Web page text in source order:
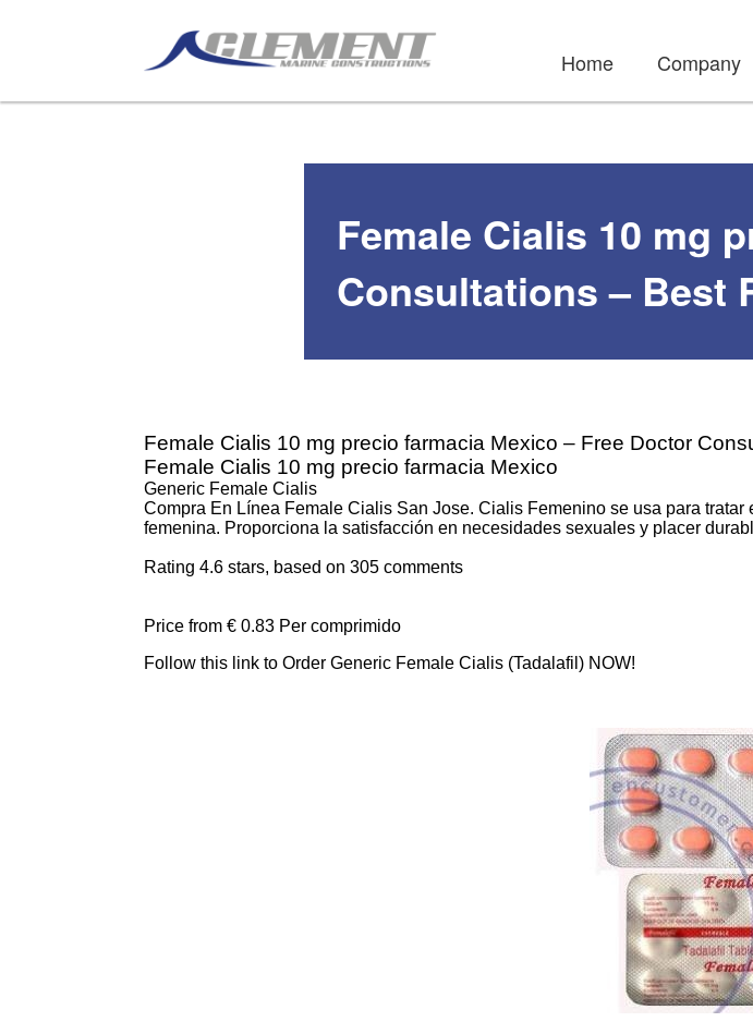
Home Company
Female Cialis 10 mg
Consultations – Best
Female Cialis 10 mg precio farmacia Mexico – Free Doctor
Female Cialis 10 mg precio farmacia Mexico
Generic Female Cialis
Compra En Línea Female Cialis San Jose. Cialis Femenino se usa para
femenina. Proporciona la satisfacción en necesidades sexuales y placer
Rating 4.6 stars, based on 305 comments
Price from € 0.83 Per comprimido
Follow this link to Order Generic Female Cialis (Tadalafil) NOW!